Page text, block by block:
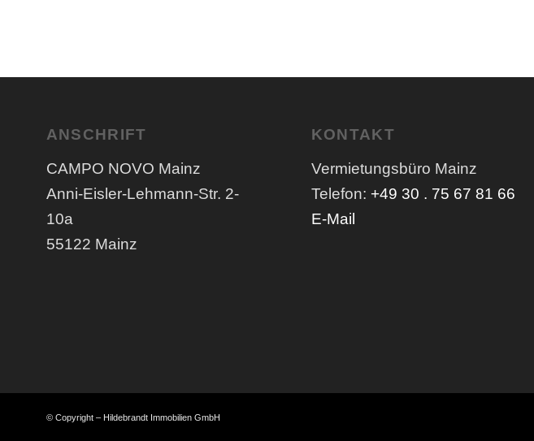
ANSCHRIFT
CAMPO NOVO Mainz
Anni-Eisler-Lehmann-Str. 2-
10a
55122 Mainz
KONTAKT
Vermietungsbüro Mainz
Telefon: +49 30 . 75 67 81 66
E-Mail
© Copyright – Hildebrandt Immobilien GmbH